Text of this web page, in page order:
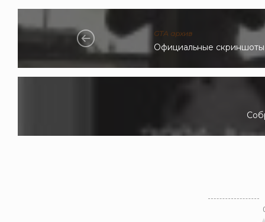
GTA архив
Официальные скриншоты